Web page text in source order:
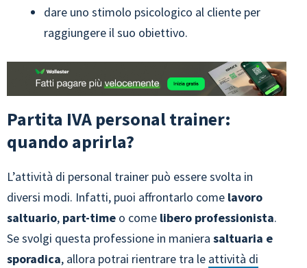
dare uno stimolo psicologico al cliente per
raggiungere il suo obiettivo.
Partita IVA personal trainer:
quando aprirla?
L’attività di personal trainer può essere svolta in
diversi modi. Infatti, puoi affrontarlo come lavoro
saltuario, part-time o come libero professionista.
Se svolgi questa professione in maniera saltuaria e
sporadica, allora potrai rientrare tra le attività di